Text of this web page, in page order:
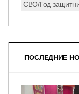
СВО/Год
ПОСЛЕДНИЕ